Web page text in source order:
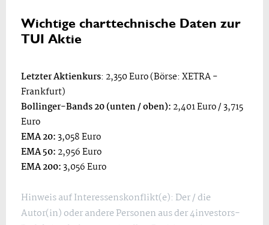
Wichtige charttechnische Daten zur
TUI Aktie
Letzter Aktienkurs: 2,350 Euro (Börse: XETRA -
Frankfurt)
Bollinger-Bands 20 (unten / oben): 2,401 Euro / 3,715
Euro
EMA 20:3,058 Euro
EMA 50: 2,956 Euro
EMA 200:3,056 Euro
Hinweis auf Interessenskonflikt(e): Der / die
Autor(in) oder andere Personen aus der 4investors-